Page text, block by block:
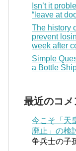
Isn’t it
“leave at
The history
prevent
week after
Simple
a Bottle
最近のコメ
今こそ「天
廃止」の検
争兵士の子